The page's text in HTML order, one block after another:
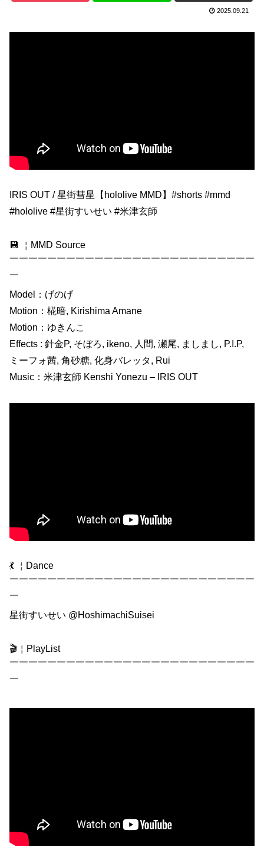
2025.09.21
IRIS OUT / 星街彗星【hololive MMD】#shorts #mmd
#hololive #星街すいせい #米津玄師
💾 ￤MMD Source
￣￣￣￣￣￣￣￣￣￣￣￣￣￣￣￣￣￣￣￣￣￣￣￣￣￣
￣
Model：げのげ
Motion：椛暗, Kirishima Amane
Motion：ゆきんこ
Effects : 針金P, そぼろ, ikeno, 人間, 瀬尾, ましまし, P.I.P,
ミーフォ茜, 角砂糖, 化身バレッタ, Rui
Music：米津玄師 Kenshi Yonezu – IRIS OUT
💃 ￤Dance
￣￣￣￣￣￣￣￣￣￣￣￣￣￣￣￣￣￣￣￣￣￣￣￣￣￣
￣
星街すいせい @HoshimachiSuisei
🎬￤PlayList
￣￣￣￣￣￣￣￣￣￣￣￣￣￣￣￣￣￣￣￣￣￣￣￣￣￣
￣